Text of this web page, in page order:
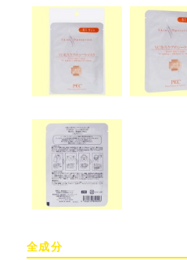
全成分